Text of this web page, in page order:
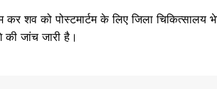
कर शव को पोस्टमार्टम के लिए जिला चिकित्सालय
जांच जारी है।